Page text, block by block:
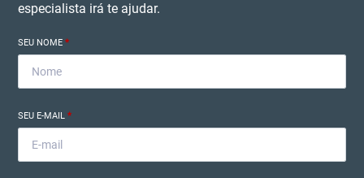
especialista irá te ajudar.
SEU NOME*
SEU E-MAIL*